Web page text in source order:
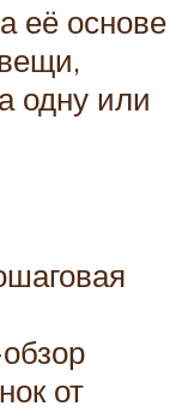
её основе
одну или
от